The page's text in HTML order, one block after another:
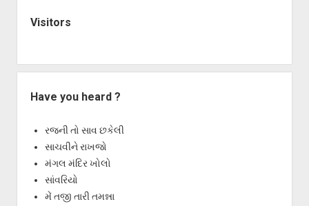
Visitors
Have you heard ?
રજની તો સાવ છકેલી
સાચવીને રાખજો
મંગલ મંદિર ખોલો
સાંવરિયો
મેં તજી તારી તમન્ના